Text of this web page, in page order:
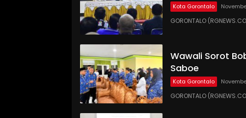
Kota Gorontalo
GORONTALO
Wawali Sorot
Saboe
Kota Gorontalo
GORONTALO